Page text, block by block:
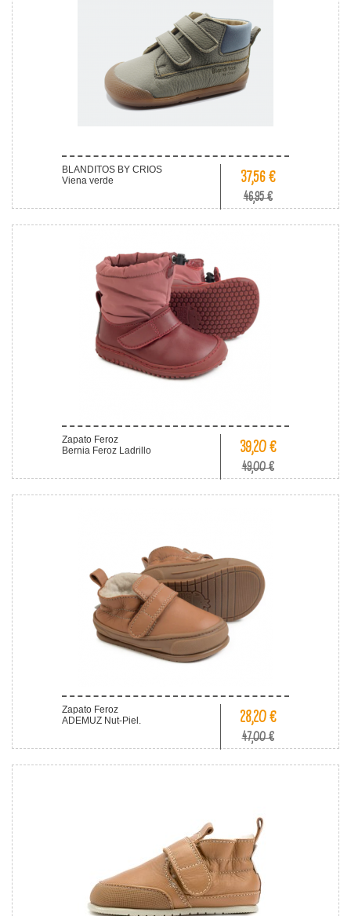
BLANDITOS BY CRIOS
Viena verde
37,56 €
46,95 €
Zapato Feroz
Bernia Feroz Ladrillo
39,20 €
49,00 €
Zapato Feroz
ADEMUZ Nut-Piel.
28,20 €
47,00 €